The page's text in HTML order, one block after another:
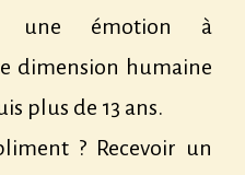
une émotion à
dimension humaine
plus de 13 ans.
? Recevoir un